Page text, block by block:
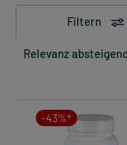
Filtern
Relevanz
-43%*